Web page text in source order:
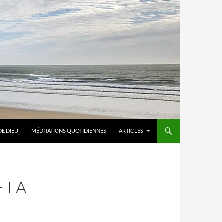
DIEU MÉDITATIONS QUOTIDIENNES ARTICLES
LA